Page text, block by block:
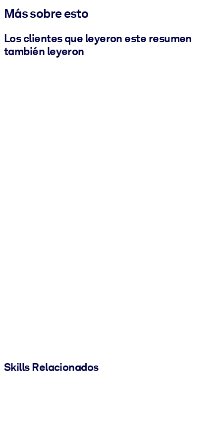
Más sobre esto
Los clientes que leyeron este resumen
también leyeron
Skills Relacionados